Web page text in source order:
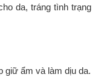
da, tráng tình trạng
giữ ẩm và làm dịu da.